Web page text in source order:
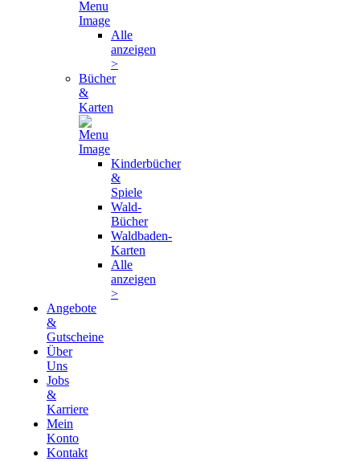
Alle
anzeigen
>
Bücher
&
Karten
Kinderbücher
&
Spiele
Wald-
Bücher
Waldbaden-
Karten
Alle
anzeigen
>
Angebote
&
Gutscheine
Über
Uns
Jobs
&
Karriere
Mein
Konto
Kontakt